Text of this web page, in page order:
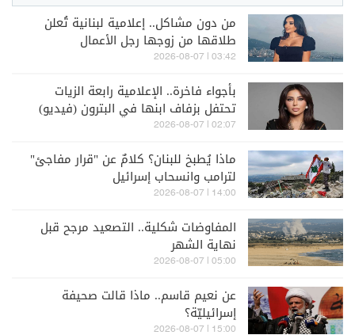
من دون مشاكل.. إعلامية لبنانية تُعلن
طلاقها من زوجها رجل الأعمال
03:42 | 2026-08-07
بأجواء فاخرة.. الإعلامية رابعة الزيات
تحتفل بزفاف ابنها في البترون (فيديو)
02:07 | 2026-08-07
ماذا يُطبخ للبنان؟ كلامٌ عن "قرار مفاجئ"
لترامب وانسحاب إسرائيل
14:00 | 2026-08-07
المفاوضات شكلية.. التصعيد مرجح قبل
نهاية الشهر
05:00 | 2026-08-07
عن نعيم قاسم.. ماذا قالت صحيفة
إسرائيليّة؟
15:00 | 2026-08-07